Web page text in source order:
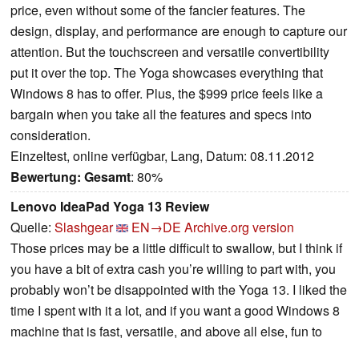
price, even without some of the fancier features. The
design, display, and performance are enough to capture our
attention. But the touchscreen and versatile convertibility
put it over the top. The Yoga showcases everything that
Windows 8 has to offer. Plus, the $999 price feels like a
bargain when you take all the features and specs into
consideration.
Einzeltest, online verfügbar, Lang, Datum: 08.11.2012
Bewertung: Gesamt: 80%
Lenovo IdeaPad Yoga 13 Review
Quelle: Slashgear EN→DE Archive.org version
Those prices may be a little difficult to swallow, but I think if
you have a bit of extra cash you’re willing to part with, you
probably won’t be disappointed with the Yoga 13. I liked the
time I spent with it a lot, and if you want a good Windows 8
machine that is fast, versatile, and above all else, fun to